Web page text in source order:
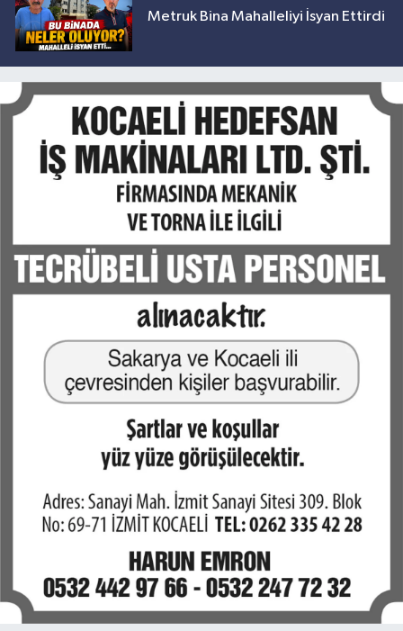
Metruk Bina Mahalleliyi İsyan Ettirdi